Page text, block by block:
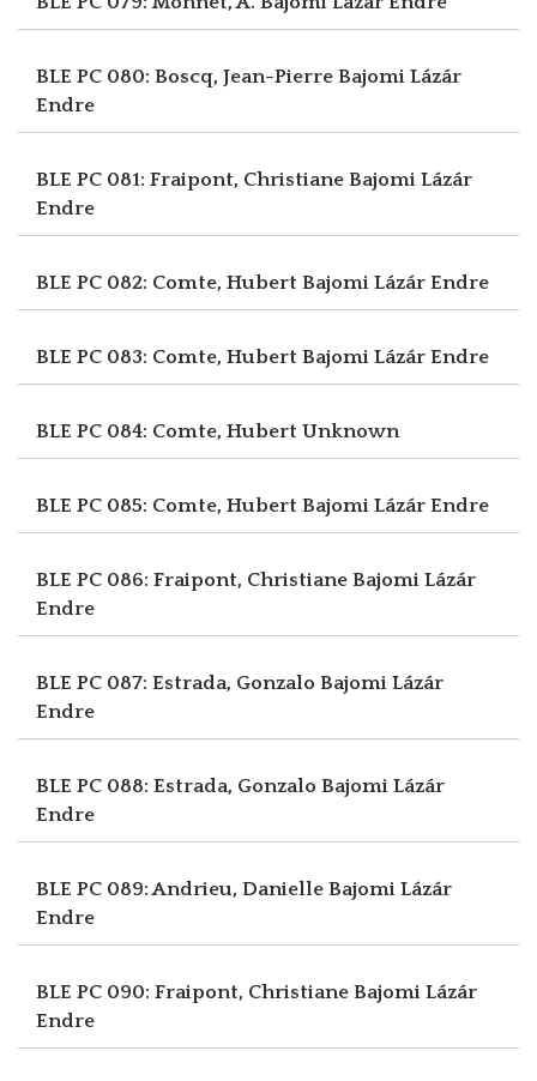
BLE PC 080: Boscq, Jean-Pierre Bajomi Lázár
Endre
BLE PC 081: Fraipont, Christiane Bajomi Lázár
Endre
BLE PC 082: Comte, Hubert Bajomi Lázár Endre
BLE PC 083: Comte, Hubert Bajomi Lázár Endre
BLE PC 084: Comte, Hubert Unknown
BLE PC 085: Comte, Hubert Bajomi Lázár Endre
BLE PC 086: Fraipont, Christiane Bajomi Lázár
Endre
BLE PC 087: Estrada, Gonzalo Bajomi Lázár
Endre
BLE PC 088: Estrada, Gonzalo Bajomi Lázár
Endre
BLE PC 089: Andrieu, Danielle Bajomi Lázár
Endre
BLE PC 090: Fraipont, Christiane Bajomi Lázár
Endre